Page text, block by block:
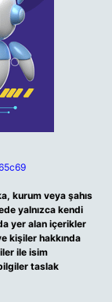
kurum veya şahıs
yalnızca kendi
yer alan içerikler
kişiler hakkında
ile isim
taslak